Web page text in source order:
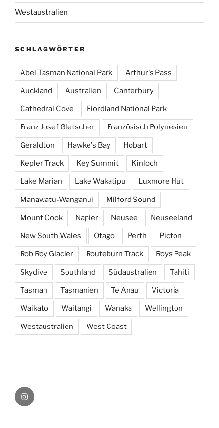
Westaustralien
SCHLAGWÖRTER
Abel Tasman National Park Arthur's Pass
Auckland Australien Canterbury
Cathedral Cove Fiordland National Park
Franz Josef Gletscher Französisch Polynesien
Geraldton Hawke's Bay Hobart
Kepler Track Key Summit Kinloch
Lake Marian Lake Wakatipu Luxmore Hut
Manawatu-Wanganui Milford Sound
Mount Cook Napier Neusee Neuseeland
New South Wales Otago Perth Picton
Rob Roy Glacier Routeburn Track Roys Peak
Skydive Southland Südaustralien Tahiti
Tasman Tasmanien Te Anau Victoria
Waikato Waitangi Wanaka Wellington
Westaustralien West Coast
Instagram